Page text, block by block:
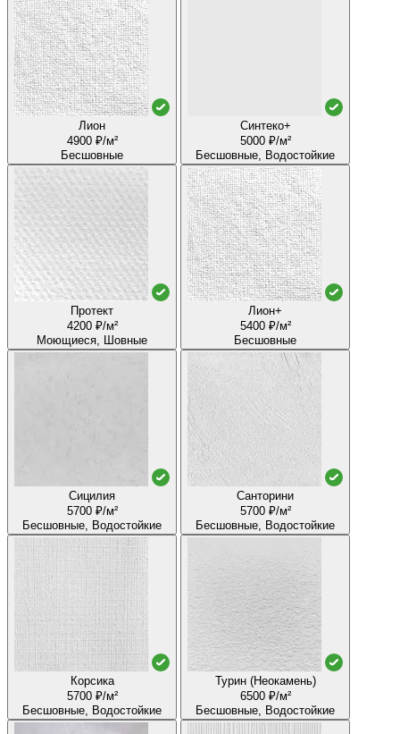
Лион
4900 ₽/м²
Бесшовные
Синтеко+
5000 ₽/м²
Бесшовные, Водостойкие
Протект
4200 ₽/м²
Моющиеся, Шовные
Лион+
5400 ₽/м²
Бесшовные
Сицилия
5700 ₽/м²
Бесшовные, Водостойкие
Санторини
5700 ₽/м²
Бесшовные, Водостойкие
Корсика
5700 ₽/м²
Бесшовные, Водостойкие
Турин (Неокамень)
6500 ₽/м²
Бесшовные, Водостойкие